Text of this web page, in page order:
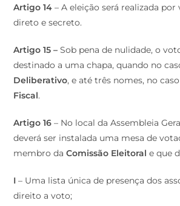
Artigo 14 – A eleição será realizada
direto e secreto.
Artigo 15 – Sob pena de nulidade, o
destinado a uma chapa, quando no
Deliberativo, e até três nomes, no
Fiscal.
Artigo 16 – No local da Assembleia
deverá ser instalada uma mesa de
membro daComissão Eleitoral e que
I – Uma lista única de presença dos
direito a voto;